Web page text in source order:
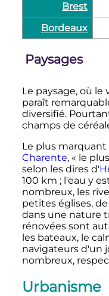
Brest
Bordeaux
Paysages
Le paysage, où
paraît
diversifié.
champs de
Le plus
Charente, « le
selon les dires d'
100 km ; l'eau y
nombreux, les
petites églises,
dans une nature
rénovées sont
les bateaux, le
navigateurs d'un
nombreux,
Urbanisme